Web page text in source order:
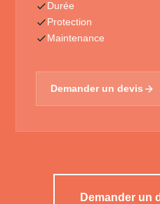
Durée
Protection
Maintenance
Demander un devis
Demander un